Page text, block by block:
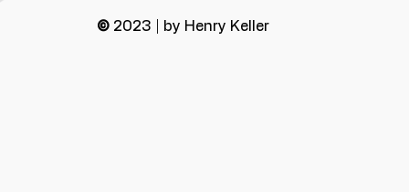
©2023 | by Henry Keller